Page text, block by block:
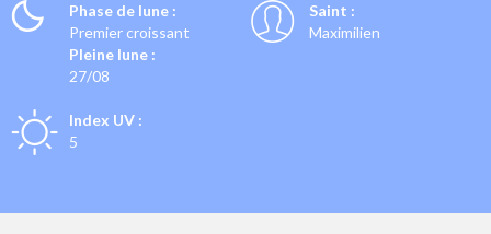
Phase de lune :
Premier croissant
Pleine lune :
27/08
Saint :
Maximilien
Index UV :
5